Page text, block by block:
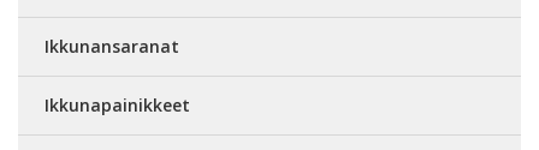
Ikkunansaranat
Ikkunapainikkeet